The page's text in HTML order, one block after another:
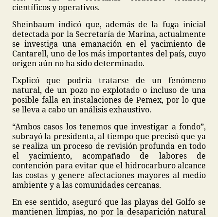
científicos y operativos.
Sheinbaum indicó que, además de la fuga inicial
detectada por la Secretaría de Marina, actualmente
se investiga una emanación en el yacimiento de
Cantarell, uno de los más importantes del país, cuyo
origen aún no ha sido determinado.
Explicó que podría tratarse de un fenómeno
natural, de un pozo no explotado o incluso de una
posible falla en instalaciones de Pemex, por lo que
se lleva a cabo un análisis exhaustivo.
“Ambos casos los tenemos que investigar a fondo”,
subrayó la presidenta, al tiempo que precisó que ya
se realiza un proceso de revisión profunda en todo
el yacimiento, acompañado de labores de
contención para evitar que el hidrocarburo alcance
las costas y genere afectaciones mayores al medio
ambiente y a las comunidades cercanas.
En ese sentido, aseguró que las playas del Golfo se
mantienen limpias, no por la desaparición natural